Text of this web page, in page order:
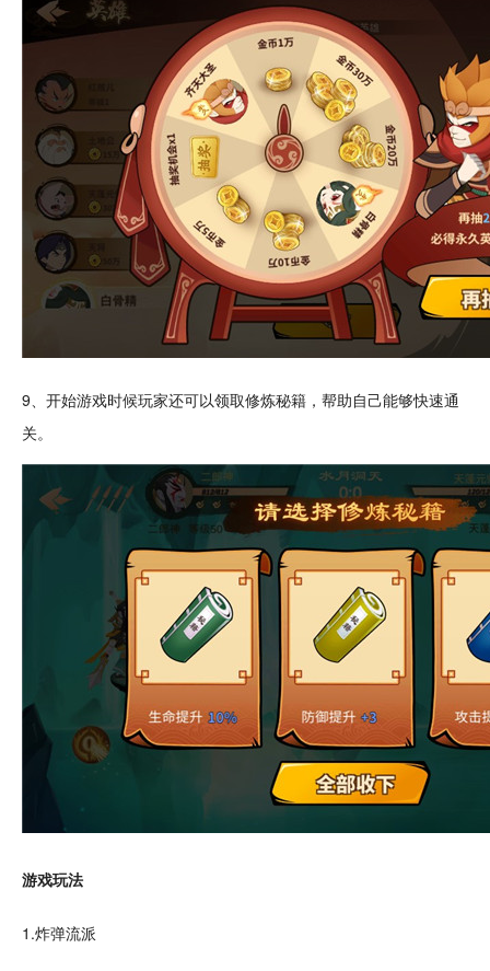
9、开始游戏时候玩家还可以领取修炼秘籍，帮助自己能够快速通
关。
游戏玩法
1.炸弹流派